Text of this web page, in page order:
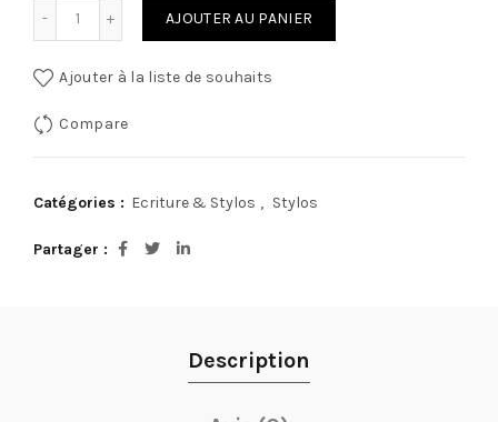
AJOUTER AU PANIER
Ajouter à la liste de souhaits
Compare
Catégories : Ecriture & Stylos , Stylos
Partager
Description